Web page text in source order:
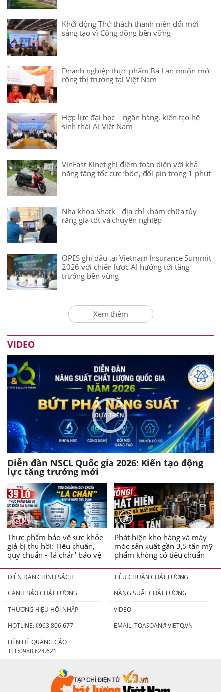
Khởi động Thử thách thanh niên đổi mới
sáng tạo vì Cộng đồng bền vững
Doanh nghiệp thực phẩm Ba Lan muốn mở
rộng thị trường tại Việt Nam
Hợp lực đại học – ngân hàng, kiến tạo hệ
sinh thái AI Việt Nam
VinFast Kinet ghi điểm toàn diện với khả
năng tăng tốc cực ‘bốc’, đổi pin trong 1 phút
Nha khoa Shark - địa chỉ khám chữa tủy
răng giá tốt và chuyên nghiệp
OPES ghi dấu tại Vietnam Insurance Summit
2026 với chiến lược AI hướng tới tăng
trưởng bền vững
Xem thêm
VIDEO
Diễn đàn NSCL Quốc gia 2026: Kiến tạo động
lực tăng trưởng mới
Thực phẩm bảo vệ sức khỏe
giả bị thu hồi: Tiêu chuẩn,
quy chuẩn - 'lá chắn' bảo vệ
Phát hiện kho hàng và máy
móc sản xuất gần 3,5 tấn mỹ
phẩm không có tiêu chuẩn
DIỄN ĐÀN CHÍNH SÁCH
TIÊU CHUẨN CHẤT LƯỢNG
CẢNH BÁO CHẤT LƯỢNG
NĂNG SUẤT CHẤT LƯỢNG
THƯƠNG HIỆU HỘI NHẬP
VIDEO
HOTLINE: 0963.806.677
EMAIL:TOASOAN@VIETQ.VN
LIÊN HỆ QUẢNG CÁO :
TEL:0988.624.621